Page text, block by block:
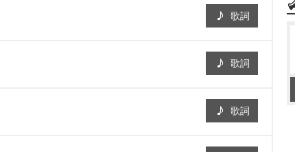
歌詞
歌詞
歌詞